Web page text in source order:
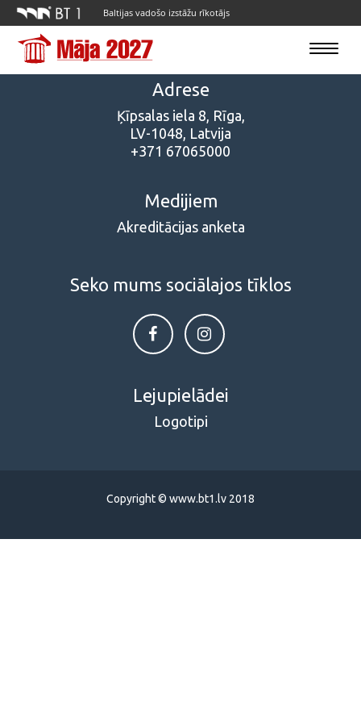
Baltijas vadošo izstāžu rīkotājs
Toggle
Adrese
Ķīpsalas iela 8, Rīga,
LV-1048, Latvija
+371 67065000
Medijiem
Akreditācijas anketa
Seko mums sociālajos tīklos
Lejupielādei
Logotipi
Copyright © www.bt1.lv 2018